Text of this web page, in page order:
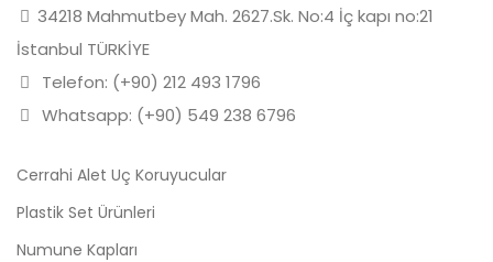
34218 Mahmutbey Mah. 2627.Sk. No:4 İç kapı no:21
İstanbul TÜRKİYE
Telefon: (+90) 212 493 1796
Whatsapp: (+90) 549 238 6796
Cerrahi Alet Uç Koruyucular
Plastik Set Ürünleri
Numune Kapları